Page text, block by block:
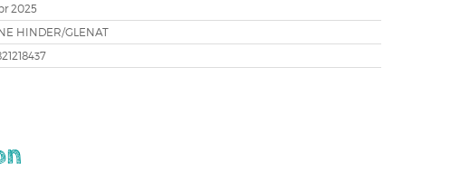
2025
HINDER/GLENAT